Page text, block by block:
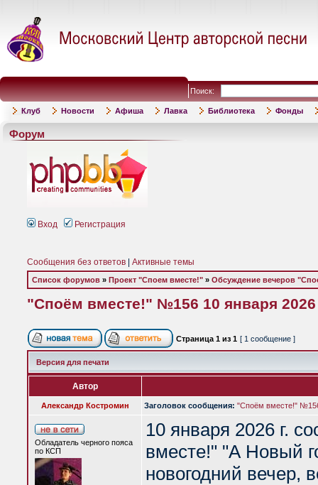
Поиск:
Клуб Новости Афиша Лавка Библиотека Фонды
Форум
Вход Регистрация
Сообщения без ответов Активные темы
Список форумов » Проект "Споем вместе!" » Обсуждение вечеров
"Споём вместе!" №156 10 января 2026
Страница 1 из 1 [ 1 сообщение ]
Версия для печати
Автор
Александр Костромин Заголовок сообщения: "Споём вместе!"
Обладатель черного пояса
по КСП
10 января 2026 г.
вместе!" "А Новый
новогодний